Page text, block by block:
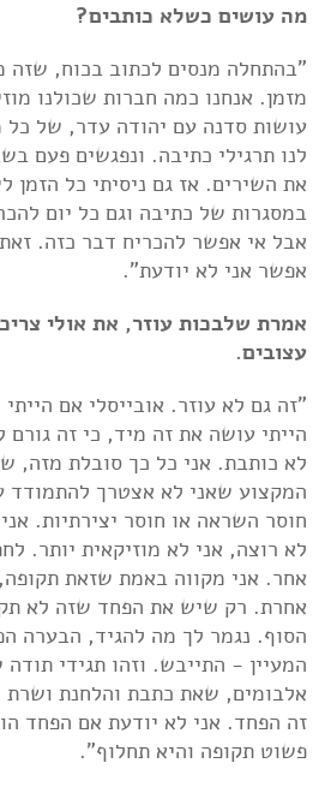
מה עושים כשלא כותבים?
"בהתחלה מנסים לכתוב בכוח,
מזמן. אנחנו כמה חברות שכולנו
עושות סדנה עם יהודה עדר, של כל
לנו תרגילי כתיבה. ונפגשים פעם
את השירים. אז גם ניסיתי כל הזמן
במסגרות של כתיבה וגם כל יום
אבל אי אפשר להכריח דבר כזה. זאת
אפשר אני לא יודעת".
אמרת שלבכות עוזר, את אולי
עצובים.
"זה גם לא עוזר. אובייסלי אם
הייתי עושה את זה מיד, כי זה
לא כותבת. אני כל כך סובלת מזה,
המקצוע שאני לא אצטרך להתמודד
חוסר השראה או חוסר יצירתיות.
לא רוצה, אני לא מוזיקאית יותר.
אחר. אני מקווה באמת שזאת
אחרת. רק שיש את הפחד שזה לא
הסוף. נגמר לך מה להגיד, הבערה
המעיין - התייבש. וזהו תגידי
אלבומים, שאת כתבת והלחנת
זה הפחד. אני לא יודעת אם הפחד
פשוט תקופה והיא תחלוף".